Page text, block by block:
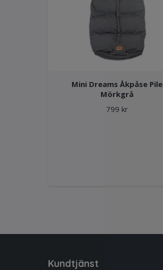
Mini Dreams Åkpåse Pile
Mörkgrå
799 kr
Kundtjänst